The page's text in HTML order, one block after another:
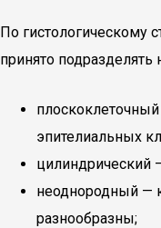
По гистологическому
принято
эпителиальных
цилиндрический
неоднородный —
разнообразны;